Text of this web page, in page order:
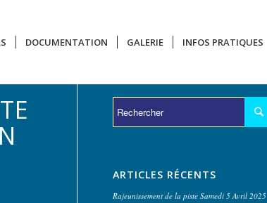
DOCUMENTATION GALERIE INFOS PRATIQUES
ARTICLES RÉCENTS
Rajeunissement de la piste Samedi 5 Avril 2025